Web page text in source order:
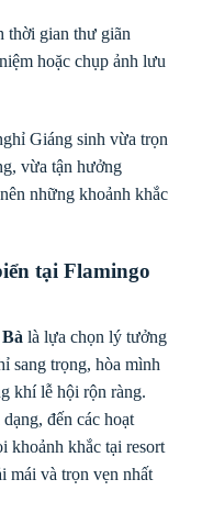
thời gian thư giãn
hoặc chụp ảnh lưu
Giáng sinh vừa trọn
vừa tận hưởng
những khoảnh khắc
tại Flamingo
là lựa chọn lý tưởng
sang trọng, hòa mình
khí lễ hội rộn ràng.
đến các hoạt
khoảnh khắc tại resort
mái và trọn vẹn nhất